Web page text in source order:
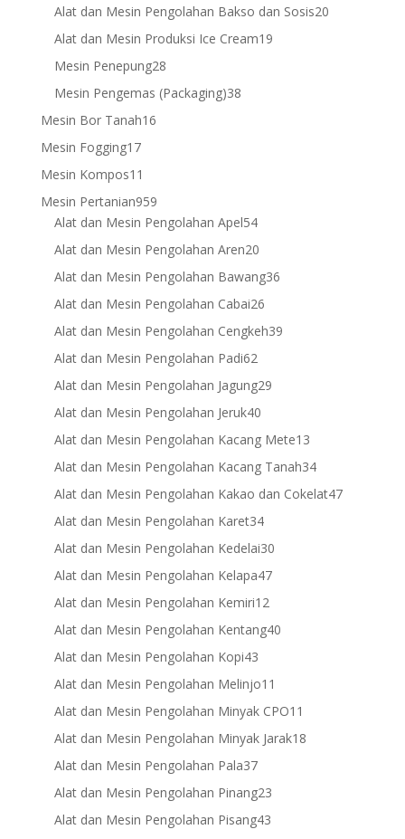
products
Alat dan Mesin Pengolahan Bakso dan Sosis2020
Alat dan Mesin Produksi Ice Cream1919
Mesin Penepung2828
products
Mesin Pengemas (Packaging)3838
Mesin Bor Tanah1616
Mesin Fogging1717
products
Mesin Kompos11
products
Mesin Pertanian959959
products
Alat dan Mesin Pengolahan Apel5454
products
Alat dan Mesin Pengolahan Aren2020
products
Alat dan Mesin Pengolahan Bawang3636
Alat dan Mesin Pengolahan Cabai2626
products
Alat dan Mesin Pengolahan Cengkeh3939
Alat dan Mesin Pengolahan Padi6262
products
Alat dan Mesin Pengolahan Jagung2929
Alat dan Mesin Pengolahan Jeruk4040
products
Alat dan Mesin Pengolahan Kacang Mete1313
products
Alat dan Mesin Pengolahan Kacang Tanah3434
products
Alat dan Mesin Pengolahan Kakao dan Cokelat4747
Alat dan Mesin Pengolahan Karet3434
products
Alat dan Mesin Pengolahan Kedelai3030
Alat dan Mesin Pengolahan Kelapa4747
Alat dan Mesin Pengolahan Kemiri1212
products
Alat dan Mesin Pengolahan Kentang4040
Alat dan Mesin Pengolahan Kopi4343
products
Alat dan Mesin Pengolahan Melinjo11
products
Alat dan Mesin Pengolahan Minyak CPO11
products
Alat dan Mesin Pengolahan Minyak Jarak1818
Alat dan Mesin Pengolahan Pala3737
products
Alat dan Mesin Pengolahan Pinang2323
Alat dan Mesin Pengolahan Pisang4343